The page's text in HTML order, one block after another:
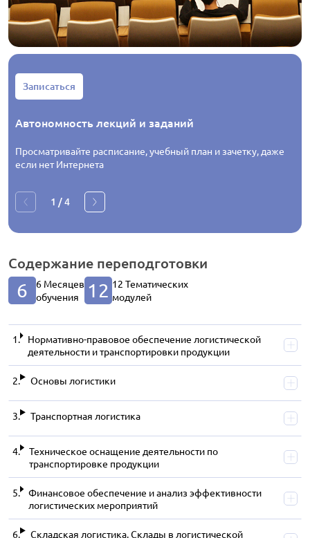
Записаться
Автономность лекций и заданий
Просматривайте расписание, учебный план и зачетку, даже
если нет Интернета
1 /4
Содержание переподготовки
6
6 Месяцев
обучения
12 12 Тематических
модулей
Нормативно-правовое обеспечение логистической
деятельности и транспортировки продукции
Основы логистики
Транспортная логистика
Техническое оснащение деятельности по
транспортировке продукции
Финансовое обеспечение и анализ эффективности
логистических мероприятий
Складская логистика. Склады в логистической